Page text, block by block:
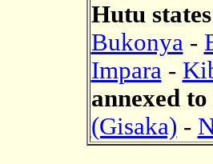
Hutu states
Bukonya-
Impara-
annexed
(Gisaka) -